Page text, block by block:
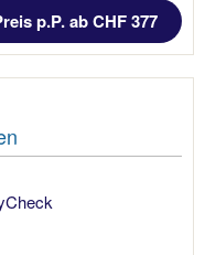
p.P. ab CHF 377